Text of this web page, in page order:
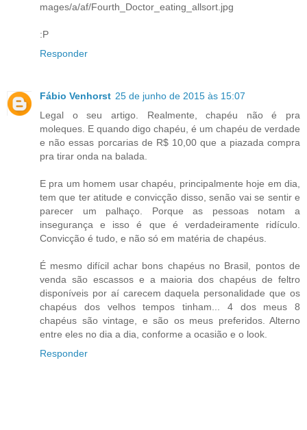
mages/a/af/Fourth_Doctor_eating_allsort.jpg
:P
Responder
Fábio Venhorst 25 de junho de 2015 às 15:07
Legal o seu artigo. Realmente, chapéu não é pra
moleques. E quando digo chapéu, é um chapéu de verdade
e não essas porcarias de R$ 10,00 que a piazada compra
pra tirar onda na balada.
E pra um homem usar chapéu, principalmente hoje em dia,
tem que ter atitude e convicção disso, senão vai se sentir e
parecer um palhaço. Porque as pessoas notam a
insegurança e isso é que é verdadeiramente ridículo.
Convicção é tudo, e não só em matéria de chapéus.
É mesmo difícil achar bons chapéus no Brasil, pontos de
venda são escassos e a maioria dos chapéus de feltro
disponíveis por aí carecem daquela personalidade que os
chapéus dos velhos tempos tinham... 4 dos meus 8
chapéus são vintage, e são os meus preferidos. Alterno
entre eles no dia a dia, conforme a ocasião e o look.
Responder